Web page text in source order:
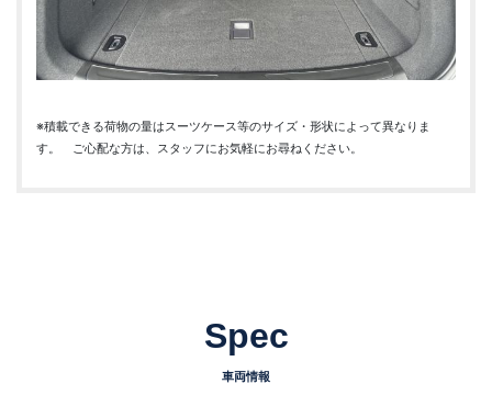
※積載できる荷物の量はスーツケース等のサイズ・形状によって異なりま
す。 ご心配な方は、スタッフにお気軽にお尋ねください。
Spec
車両情報